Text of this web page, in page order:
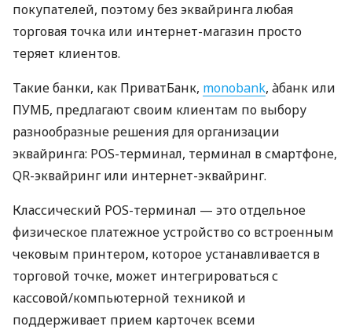
покупателей, поэтому без эквайринга любая
торговая точка или интернет-магазин просто
теряет клиентов.
Такие банки, как ПриватБанк, monobank, àбанк или
ПУМБ, предлагают своим клиентам по выбору
разнообразные решения для организации
эквайринга: POS-терминал, терминал в смартфоне,
QR-эквайринг или интернет-эквайринг.
Классический POS-терминал — это отдельное
физическое платежное устройство со встроенным
чековым принтером, которое устанавливается в
торговой точке, может интегрироваться с
кассовой/компьютерной техникой и
поддерживает прием карточек всеми